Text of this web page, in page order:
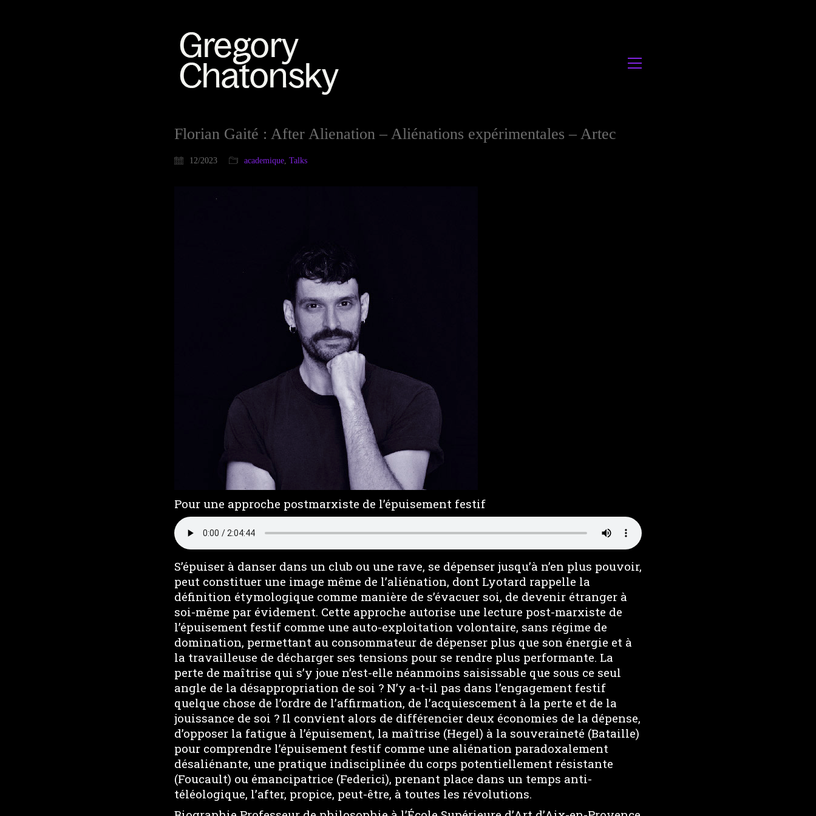
Florian Gaité : After Alienation – Aliénations expérimentales – Artec
12/2023 academique, Talks
Pour une approche postmarxiste de l’épuisement festif
S’épuiser à danser dans un club ou une rave, se dépenser jusqu’à n’en plus pouvoir,
peut constituer une image même de l’aliénation, dont Lyotard rappelle la
définition étymologique comme manière de s’évacuer soi, de devenir étranger à
soi-même par évidement. Cette approche autorise une lecture post-marxiste de
l’épuisement festif comme une auto-exploitation volontaire, sans régime de
domination, permettant au consommateur de dépenser plus que son énergie et à
la travailleuse de décharger ses tensions pour se rendre plus performante. La
perte de maîtrise qui s’y joue n’est-elle néanmoins saisissable que sous ce seul
angle de la désappropriation de soi ? N’y a-t-il pas dans l’engagement festif
quelque chose de l’ordre de l’affirmation, de l’acquiescement à la perte et de la
jouissance de soi ? Il convient alors de différencier deux économies de la dépense,
d’opposer la fatigue à l’épuisement, la maîtrise (Hegel) à la souveraineté (Bataille)
pour comprendre l’épuisement festif comme une aliénation paradoxalement
désaliénante, une pratique indisciplinée du corps potentiellement résistante
(Foucault) ou émancipatrice (Federici), prenant place dans un temps anti-
téléologique, l’after, propice, peut-être, à toutes les révolutions.